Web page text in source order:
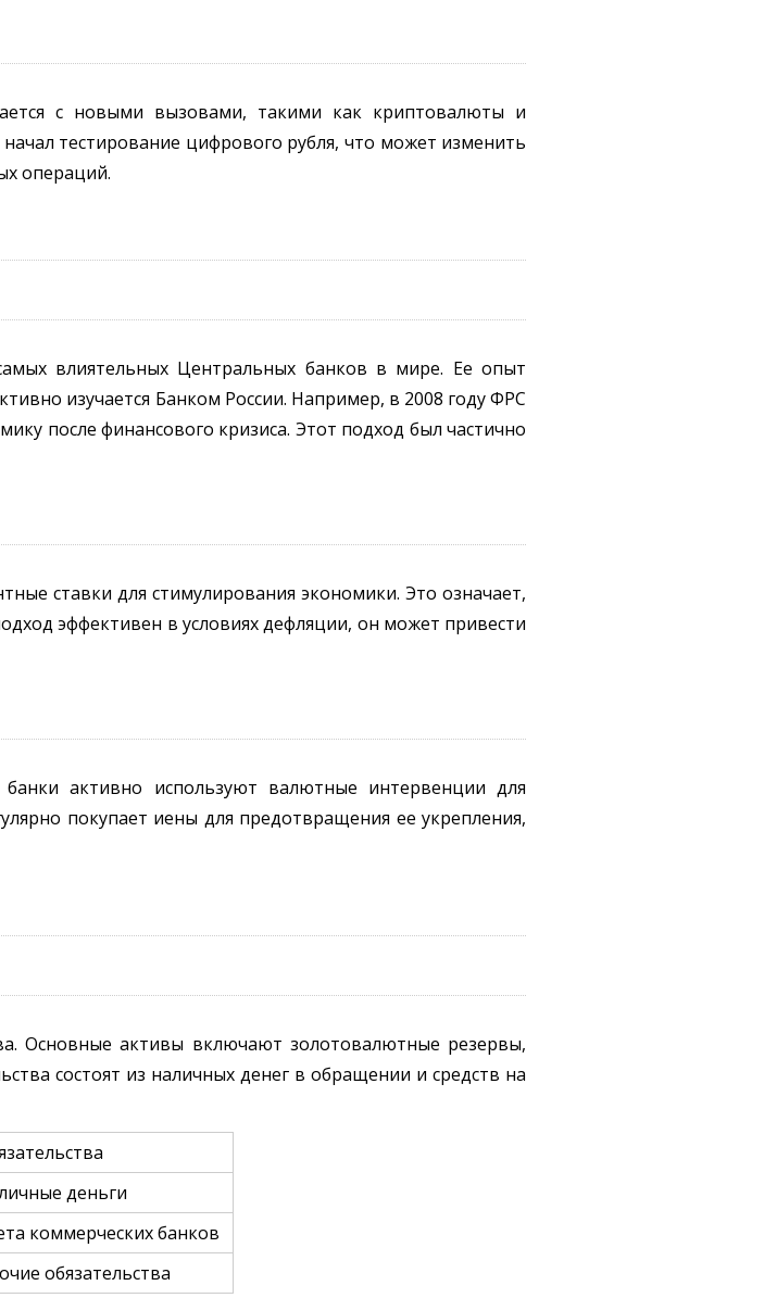
с новыми вызовами, такими как криптовалюты и
тестирование цифрового рубля, что может изменить
операций.
влиятельных Центральных банков в мире. Ее опыт
изучается Банком России. Например, в 2008 году ФРС
после финансового кризиса. Этот подход был частично
ставки для стимулирования экономики. Это означает,
эффективен в условиях дефляции, он может привести
активно используют валютные интервенции для
покупает иены для предотвращения ее укрепления,
Основные активы включают золотовалютные резервы,
состоят из наличных денег в обращении и средств на
деньги
коммерческих банков
обязательства